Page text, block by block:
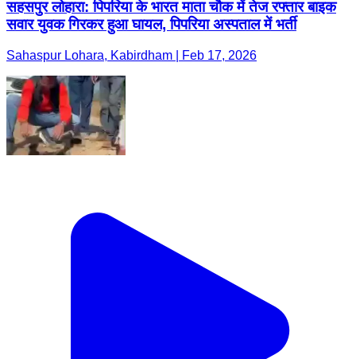
सहसपुर लोहारा: पिपरिया के भारत माता चौक में तेज रफ्तार बाइक
सवार युवक गिरकर हुआ घायल, पिपरिया अस्पताल में भर्ती
Sahaspur Lohara, Kabirdham | Feb 17, 2026